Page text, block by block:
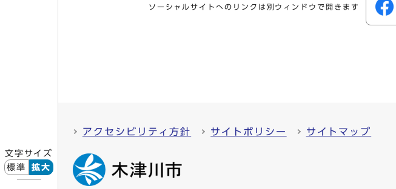
文字サイズ
標準
拡大
ソーシャルサイトへのリンクは別ウィンドウで開きます
アクセシビリティ方針 サイトポリシー サイトマップ